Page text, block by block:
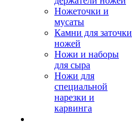
Ножеточки и
мусаты
Камни для заточки
ножей
Ножи и наборы
для сыра
Ножи для
специальной
нарезки и
карвинга